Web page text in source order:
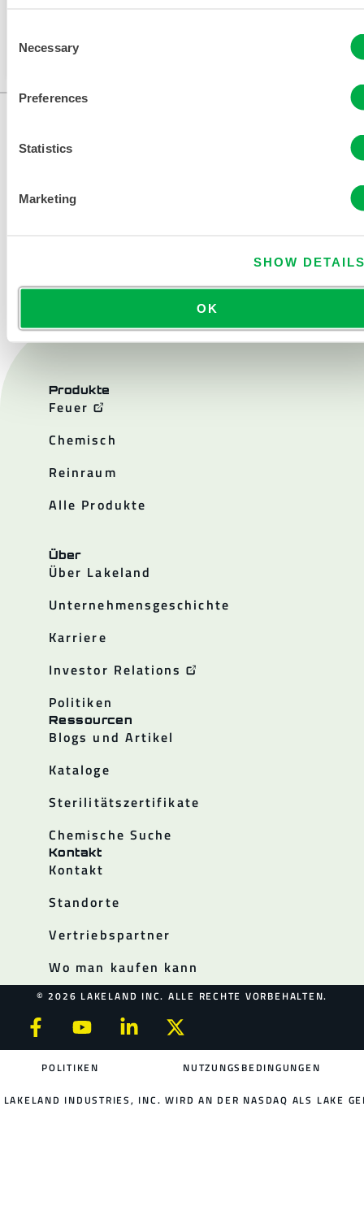
Selection
Necessary
Preferences
Statistics
Marketing
SHOW
OK
Produkte
Feuer
Chemisch
Reinraum
Alle Produkte
Über
Über Lakeland
Unternehmensgeschichte
Karriere
Investor Relations
Politiken
Ressourcen
Blogs und Artikel
Kataloge
Sterilitätszertifikate
Chemische Suche
Kontakt
Kontakt
Standorte
Vertriebspartner
Wo man kaufen kann
© 2026 LAKELAND INC. ALLE RECHTE VORBEHALTEN.
POLITIKEN NUTZUNGSBEDINGUNGEN
LAKELAND INDUSTRIES, INC. WIRD AN DER NASDAQ ALS LAKE